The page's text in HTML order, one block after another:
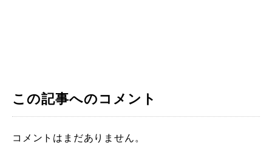
この記事へのコメント
コメントはまだありません。